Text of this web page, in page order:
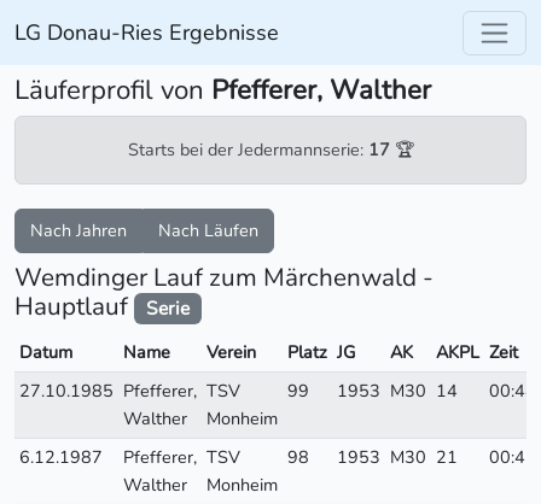
LG Donau-Ries Ergebnisse
Läuferprofil von Pfefferer, Walther
Starts bei der Jedermannserie: 17🏆
Nach Jahren Nach Läufen
Wemdinger Lauf zum Märchenwald -
Hauptlauf
Serie
Datum Name Verein Platz JG AK AKPL Zeit
27.10.1985 Pfefferer,
Walther
TSV
Monheim
99 1953 M30 14
6.12.1987
Pfefferer,
Walther
TSV
Monheim
98 1953 M30 21